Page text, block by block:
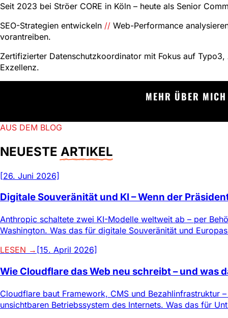
Seit 2023 bei Ströer CORE in Köln – heute als Senior
SEO-Strategien entwickeln // Web-Performance
vorantreiben.
Zertifizierter Datenschutzkoordinator mit Fokus auf
Exzellenz.
MEHR ÜBER MICH
AUS DEM BLOG
NEUESTE ARTIKEL
[26. Juni 2026]
Digitale Souveränität und KI – Wenn der
Anthropic schaltete zwei KI-Modelle weltweit ab – per
Washington. Was das für digitale Souveränität und
LESEN → [15. April 2026]
Wie Cloudflare das Web neu schreibt – und was
Cloudflare baut Framework, CMS und Bezahlinfrastruktur
unsichtbaren Betriebssystem des Internets. Was das für